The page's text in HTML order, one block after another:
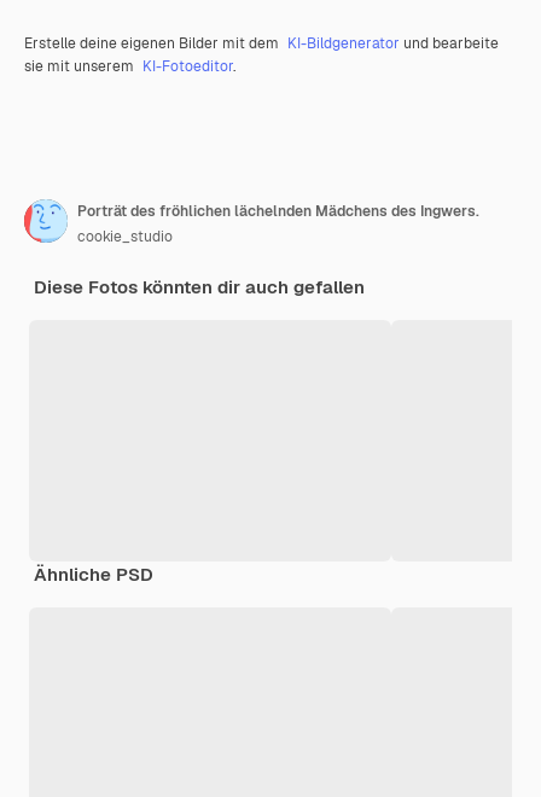
Erstelle deine eigenen Bilder mit dem KI-Bildgenerator und bearbeite
sie mit unserem KI-Fotoeditor.
Porträt des fröhlichen lächelnden Mädchens des Ingwers.
cookie_studio
Diese Fotos könnten dir auch gefallen
Ähnliche PSD